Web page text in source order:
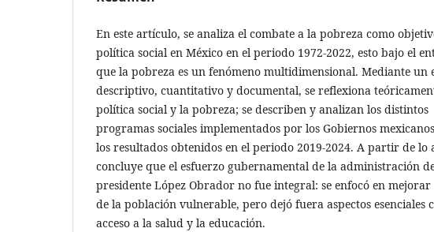
En este artículo, se analiza el combate a la pobreza como
política social en México en el periodo 1972-2022, esto bajo el
que la pobreza es un fenómeno multidimensional. Mediante un
descriptivo, cuantitativo y documental, se reflexiona
política social y la pobreza; se describen y analizan los distintos
programas sociales implementados por los Gobiernos
los resultados obtenidos en el periodo 2019-2024. A partir de lo
concluye que el esfuerzo gubernamental de la administración
presidente López Obrador no fue integral: se enfocó en mejorar
de la población vulnerable, pero dejó fuera aspectos esenciales
acceso a la salud y la educación.